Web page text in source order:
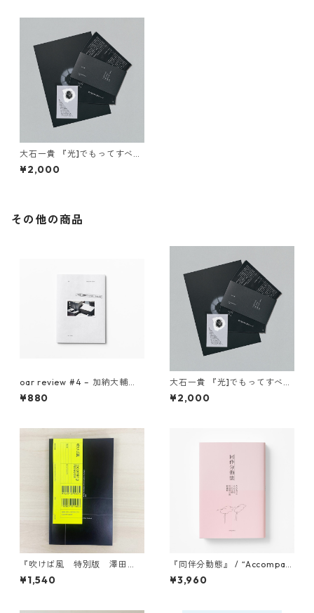
大石一貴 『光]でもってすべて
見)つくす、音)とどくと
も。)』
¥2,000
その他の商品
oar review #4 – 加納大輔
「“永遠”の精緻なレプリカ」 /
Daisuke Kano"Our Exquisite
¥880
大石一貴 『光]でもってすべて
見)つくす、音)とどくと
も。)』
¥2,000
『吹けば風 特別版 澤田
華』
¥1,540
『同伴分動態』 / “Accompani
ed Divergences”
¥3,960